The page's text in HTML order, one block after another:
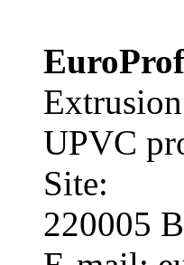
UPVC
Site:
220005